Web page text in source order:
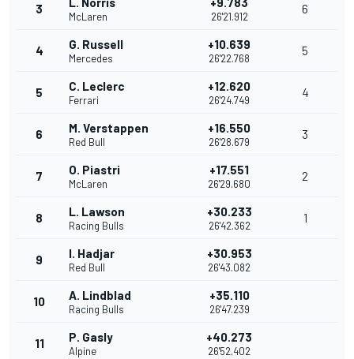
3
McLaren 26'21.912
6
4 G. Russell
Mercedes
+10.639
26'22.768
5
5 C. Leclerc
Ferrari
+12.620
26'24.749
4
6 M. Verstappen
Red Bull
+16.550
26'28.679
3
7 O. Piastri
McLaren
+17.551
26'29.680
2
8 L. Lawson
Racing Bulls
+30.233
26'42.362
1
9 I. Hadjar
Red Bull
+30.953
26'43.082
10 A. Lindblad
Racing Bulls
+35.110
26'47.239
11 P. Gasly
Alpine
+40.273
26'52.402